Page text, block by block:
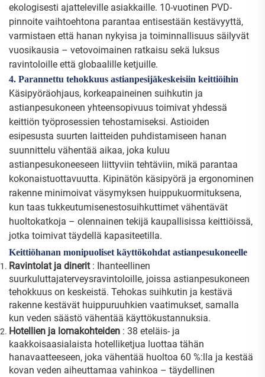
ekologisesti ajatteleville asiakkaille. 10-vuotinen PVD-
pinnoite vaihtoehtona parantaa entisestään kestävyyttä,
varmistaen että hanan nykyisa ja toiminnallisuus säilyvät
vuosikausia – vetovoimainen ratkaisu sekä luksus
ravintoloille että globaalille ketjuille.
4. Parannettu tehokkuus astianpesijäkeskeisiin keittiöihin
Käsipyöräohjaus, korkeapaineinen suihkutin ja
astianpesukoneen yhteensopivuus toimivat yhdessä
keittiön työprosessien tehostamiseksi. Astioiden
esipesusta suurten laitteiden puhdistamiseen hanan
suunnittelu vähentää aikaa, joka kuluu
astianpesukoneeseen liittyviin tehtäviin, mikä parantaa
kokonaistuottavuutta. Kipinätön käsipyörä ja ergonominen
rakenne minimoivat väsymyksen huippukuormituksena,
kun taas tukkeutumisenestosuihkuttimet vähentävät
huoltokatkoja – olennainen tekijä kaupallisissa keittiöissä,
jotka toimivat täydellä kapasiteetilla.
Keittiöhanan monipuoliset käyttökohdat astianpesukoneelle
Ravintolat ja dinerit : Ihanteellinen
suurkuluttajaterveysravintoloille, joissa astianpesukoneen
tehokkuus on keskeistä. Tehokas suihkutin ja kestävä
rakenne kestävät huippuruuhkien vaatimukset, samalla
kun veden säästö vähentää käyttökustannuksia.
Hotellien ja lomakohteiden : 38 eteläis- ja
kaakkoisaasialaista hotelliketjua luottaa tähän
hanavaatteeseen, joka vähentää huoltoa 60 %:lla ja kestää
kovan veden aiheuttamaa vahinkoa – täydellinen